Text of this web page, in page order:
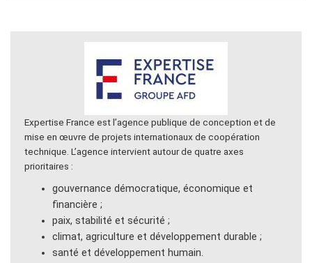
Expertise France est l’agence publique de conception et de
mise en œuvre de projets internationaux de coopération
technique. L’agence intervient autour de quatre axes
prioritaires :
gouvernance démocratique, économique et
financière ;
paix, stabilité et sécurité ;
climat, agriculture et développement durable ;
santé et développement humain.